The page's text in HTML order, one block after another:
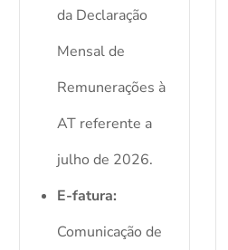
da Declaração
Mensal de
Remunerações à
AT referente a
julho de 2026.
E-fatura:
Comunicação de